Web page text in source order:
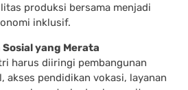
produksi bersama menjadi
inklusif.
yang Merata
harus diiringi pembangunan
akses pendidikan vokasi, layanan